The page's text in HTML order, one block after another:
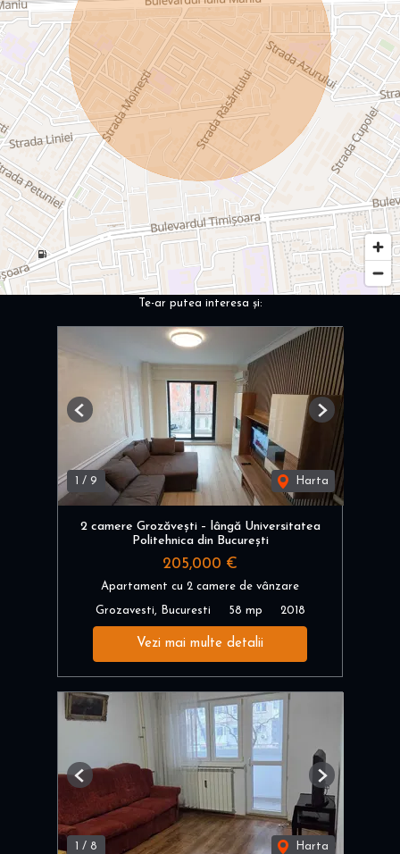
Te-ar putea interesa și:
/ 9 Harta
Previous Next
2 camere Grozăvești – lângă Universitatea
Politehnica din București
205,000 €
Apartament cu 2 camere de vânzare
Grozavesti, Bucuresti 58 mp 2018
Vezi mai multe detalii
1 / 8 Harta
Previous Next